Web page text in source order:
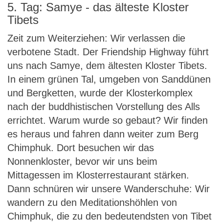
5. Tag: Samye - das älteste Kloster
Tibets
Zeit zum Weiterziehen: Wir verlassen die
verbotene Stadt. Der Friendship Highway führt
uns nach Samye, dem ältesten Kloster Tibets.
In einem grünen Tal, umgeben von Sanddünen
und Bergketten, wurde der Klosterkomplex
nach der buddhistischen Vorstellung des Alls
errichtet. Warum wurde so gebaut? Wir finden
es heraus und fahren dann weiter zum Berg
Chimphuk. Dort besuchen wir das
Nonnenkloster, bevor wir uns beim
Mittagessen im Klosterrestaurant stärken.
Dann schnüren wir unsere Wanderschuhe: Wir
wandern zu den Meditationshöhlen von
Chimphuk, die zu den bedeutendsten von Tibet